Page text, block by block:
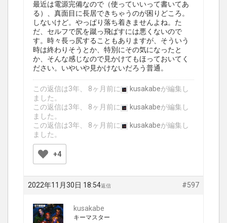
最近は電源完備なので（使っていいって書いてあ
る）、真面目に長居できちゃうのが困りどころ。
しないけど。やっぱり落ち着きませんよね。た
だ、セルフで尻を蹴っ飛ばすには悪くないので
す。時々長っ尻することもありますが、そういう
時は終わりそうとか、特別にその気になったと
か、そんな感じなので見かけてもほっておいてく
ださい。いやいや見かけないだろう普通。
この返信は3年、 8ヶ月前に kusakabeが編集し
ました。
この返信は3年、 8ヶ月前に
kusakabeが編集し
ました。
この返信は3年、 8ヶ月前に
kusakabeが編集し
ました。
+4
2022年11月30日 18:54 #597
返信
kusakabe
キーマスター